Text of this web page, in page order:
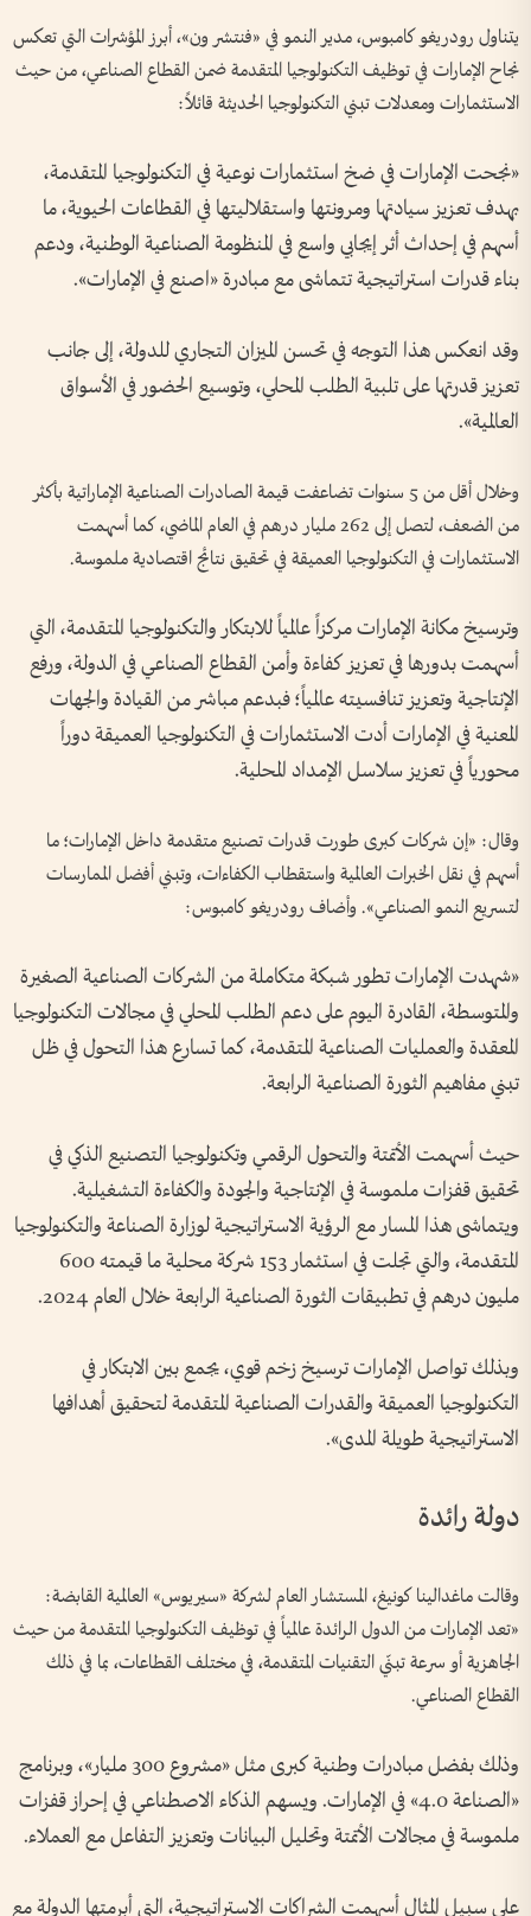
يتناول رودريغو كامبوس، مدير النمو في «فنتشر ون»، أبرز المؤشرات التي تعكس
نجاح الإمارات في توظيف التكنولوجيا المتقدمة ضمن القطاع الصناعي، من حيث
الاستثمارات ومعدلات تبني التكنولوجيا الحديثة قائلاً:
«نجحت الإمارات في ضخ استثمارات نوعية في التكنولوجيا المتقدمة،
بهدف تعزيز سيادتها ومرونتها واستقلاليتها في القطاعات الحيوية، ما
أسهم في إحداث أثر إيجابي واسع في المنظومة الصناعية الوطنية، ودعم
بناء قدرات استراتيجية تتماشى مع مبادرة «اصنع في الإمارات».
وقد انعكس هذا التوجه في تحسن الميزان التجاري للدولة، إلى جانب
تعزيز قدرتها على تلبية الطلب المحلي، وتوسيع الحضور في الأسواق
العالمية».
وخلال أقل من 5 سنوات تضاعفت قيمة الصادرات الصناعية الإماراتية بأكثر
من الضعف، لتصل إلى 262 مليار درهم في العام الماضي، كما أسهمت
الاستثمارات في التكنولوجيا العميقة في تحقيق نتائج اقتصادية ملموسة.
وترسيخ مكانة الإمارات مركزاً عالمياً للابتكار والتكنولوجيا المتقدمة، التي
أسهمت بدورها في تعزيز كفاءة وأمن القطاع الصناعي في الدولة، ورفع
الإنتاجية وتعزيز تنافسيته عالمياً؛ فبدعم مباشر من القيادة والجهات
المعنية في الإمارات أدت الاستثمارات في التكنولوجيا العميقة دوراً
محورياً في تعزيز سلاسل الإمداد المحلية.
وقال: «إن شركات كبرى طورت قدرات تصنيع متقدمة داخل الإمارات؛ ما
أسهم في نقل الخبرات العالمية واستقطاب الكفاءات، وتبني أفضل الممارسات
لتسريع النمو الصناعي». وأضاف رودريغو كامبوس:
«شهدت الإمارات تطور شبكة متكاملة من الشركات الصناعية الصغيرة
والمتوسطة، القادرة اليوم على دعم الطلب المحلي في مجالات التكنولوجيا
المعقدة والعمليات الصناعية المتقدمة، كما تسارع هذا التحول في ظل
تبني مفاهيم الثورة الصناعية الرابعة.
حيث أسهمت الأتمتة والتحول الرقمي وتكنولوجيا التصنيع الذكي في
تحقيق قفزات ملموسة في الإنتاجية والجودة والكفاءة التشغيلية.
ويتماشى هذا المسار مع الرؤية الاستراتيجية لوزارة الصناعة والتكنولوجيا
المتقدمة، والتي تجلت في استثمار 153 شركة محلية ما قيمته 600
مليون درهم في تطبيقات الثورة الصناعية الرابعة خلال العام 2024.
وبذلك تواصل الإمارات ترسيخ زخم قوي، يجمع بين الابتكار في
التكنولوجيا العميقة والقدرات الصناعية المتقدمة لتحقيق أهدافها
الاستراتيجية طويلة المدى».
دولة رائدة
وقالت ماغدالينا كونيغ، المستشار العام لشركة «سيريوس» العالمية القابضة:
«تعد الإمارات من الدول الرائدة عالمياً في توظيف التكنولوجيا المتقدمة من حيث
الجاهزية أو سرعة تبنّي التقنيات المتقدمة، في مختلف القطاعات، بما في ذلك
القطاع الصناعي.
وذلك بفضل مبادرات وطنية كبرى مثل «مشروع 300 مليار»، وبرنامج
«الصناعة 4.0» في الإمارات. ويسهم الذكاء الاصطناعي في إحراز قفزات
ملموسة في مجالات الأتمتة وتحليل البيانات وتعزيز التفاعل مع العملاء.
على سبيل المثال أسهمت الشراكات الاستراتيجية، التي أبرمتها الدولة مع